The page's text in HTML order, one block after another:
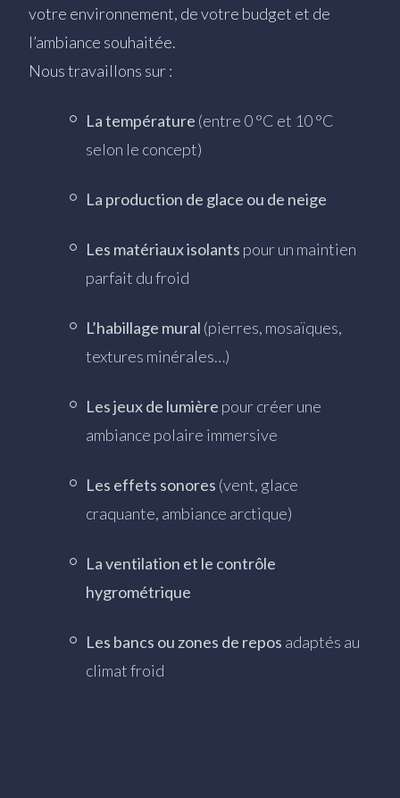
votre environnement, de votre budget et de
l’ambiance souhaitée.
Nous travaillons sur :
La température (entre 0 °C et 10 °C
selon le concept)
La production de glace ou de neige
Les matériaux isolants pour un maintien
parfait du froid
L’habillage mural (pierres, mosaïques,
textures minérales…)
Les jeux de lumière pour créer une
ambiance polaire immersive
Les effets sonores (vent, glace
craquante, ambiance arctique)
La ventilation et le contrôle
hygrométrique
Les bancs ou zones de repos adaptés au
climat froid